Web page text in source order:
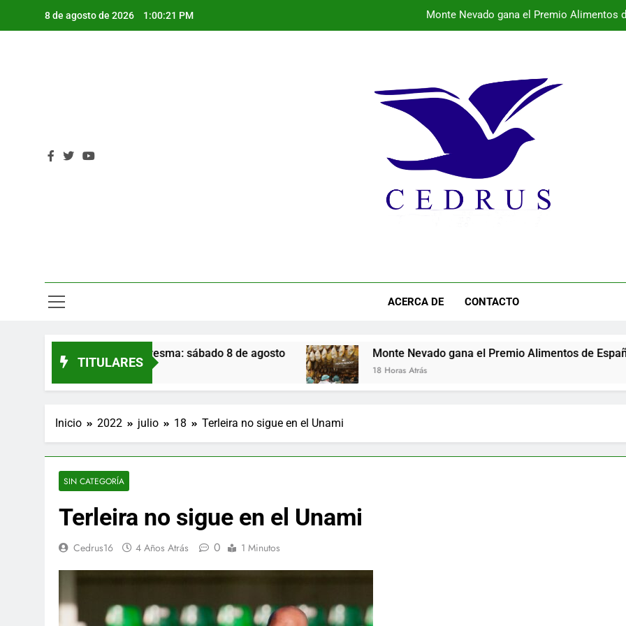
8 de agosto de 2026 1:00:22 PM Monte Nevado gana el Premio Alimentos
Programa de la semana cultural de
Monte Nevado gana el Premio Alimentos
La provincia vibra este fin de semana con
ACERCA DE CONTACTO
TITULARES
Palazuelos de Eresma: sábado 8 de agosto Monte Nevado gana el Premio Alimentos de España a los
18 Horas Atrás
Inicio 2022 julio 18 Terleira no sigue en el Unami
SIN CATEGORÍA
Terleira no sigue en el Unami
Cedrus16 4 Años Atrás 0 1 Minutos